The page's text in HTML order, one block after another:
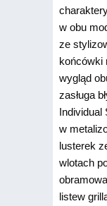
w obu
ze
końcówki
wygląd
zasługa
Individual
w
lusterek
wlotach
listew